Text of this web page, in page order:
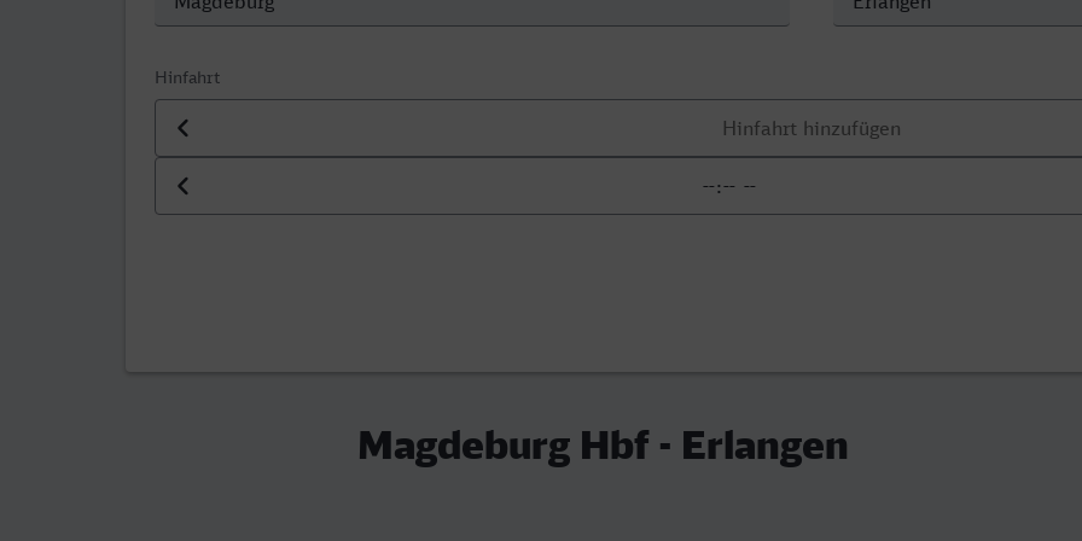
Hinfahrt
Datum der Hinfahrt
Uhrzeit der Hinfahrt
Magdeburg Hbf - Erlangen